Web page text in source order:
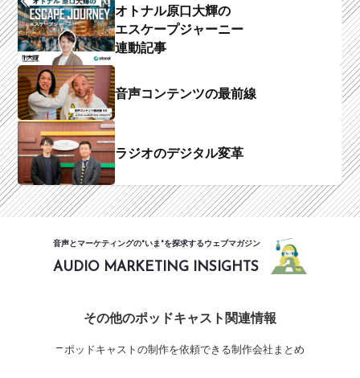
オトナル原口大輝の
エスケープジャーニー
連動記事
音声コンテンツの最前線
ラジオのデジタル変革
音声とマーケティングの"いま"を探求するウェブマガジン
AUDIO MARKETING INSIGHTS
その他のポッドキャスト関連情報
ポッドキャストの制作を依頼できる制作会社まとめ